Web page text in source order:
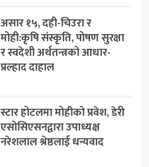
असार १५, दही-चिउरा र
मोही:कृषि संस्कृति, पोषण सुरक्षा
र स्वदेशी अर्थतन्त्रको आधार-
प्रल्हाद दाहाल
स्टार होटलमा मोहीको प्रवेश, डेरी
एसोसिएसनद्वारा उपाध्यक्ष
नरेशलाल श्रेष्ठलाई धन्यवाद